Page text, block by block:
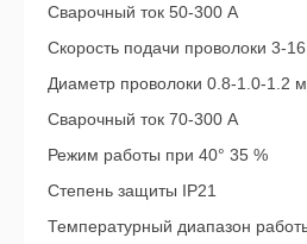
Сварочный ток 50-300 А
Скорость подачи проволоки 3-
Диаметр проволоки 0.8-1.0-1.2
Сварочный ток 70-300 А
Режим работы при 40° 35 %
Степень защиты IP21
Температурный диапазон